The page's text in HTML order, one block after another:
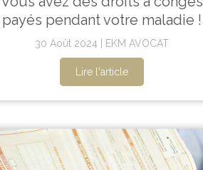
payés pendant votre maladie !
30 Août 2024 EKM AVOCAT
Lire l'article